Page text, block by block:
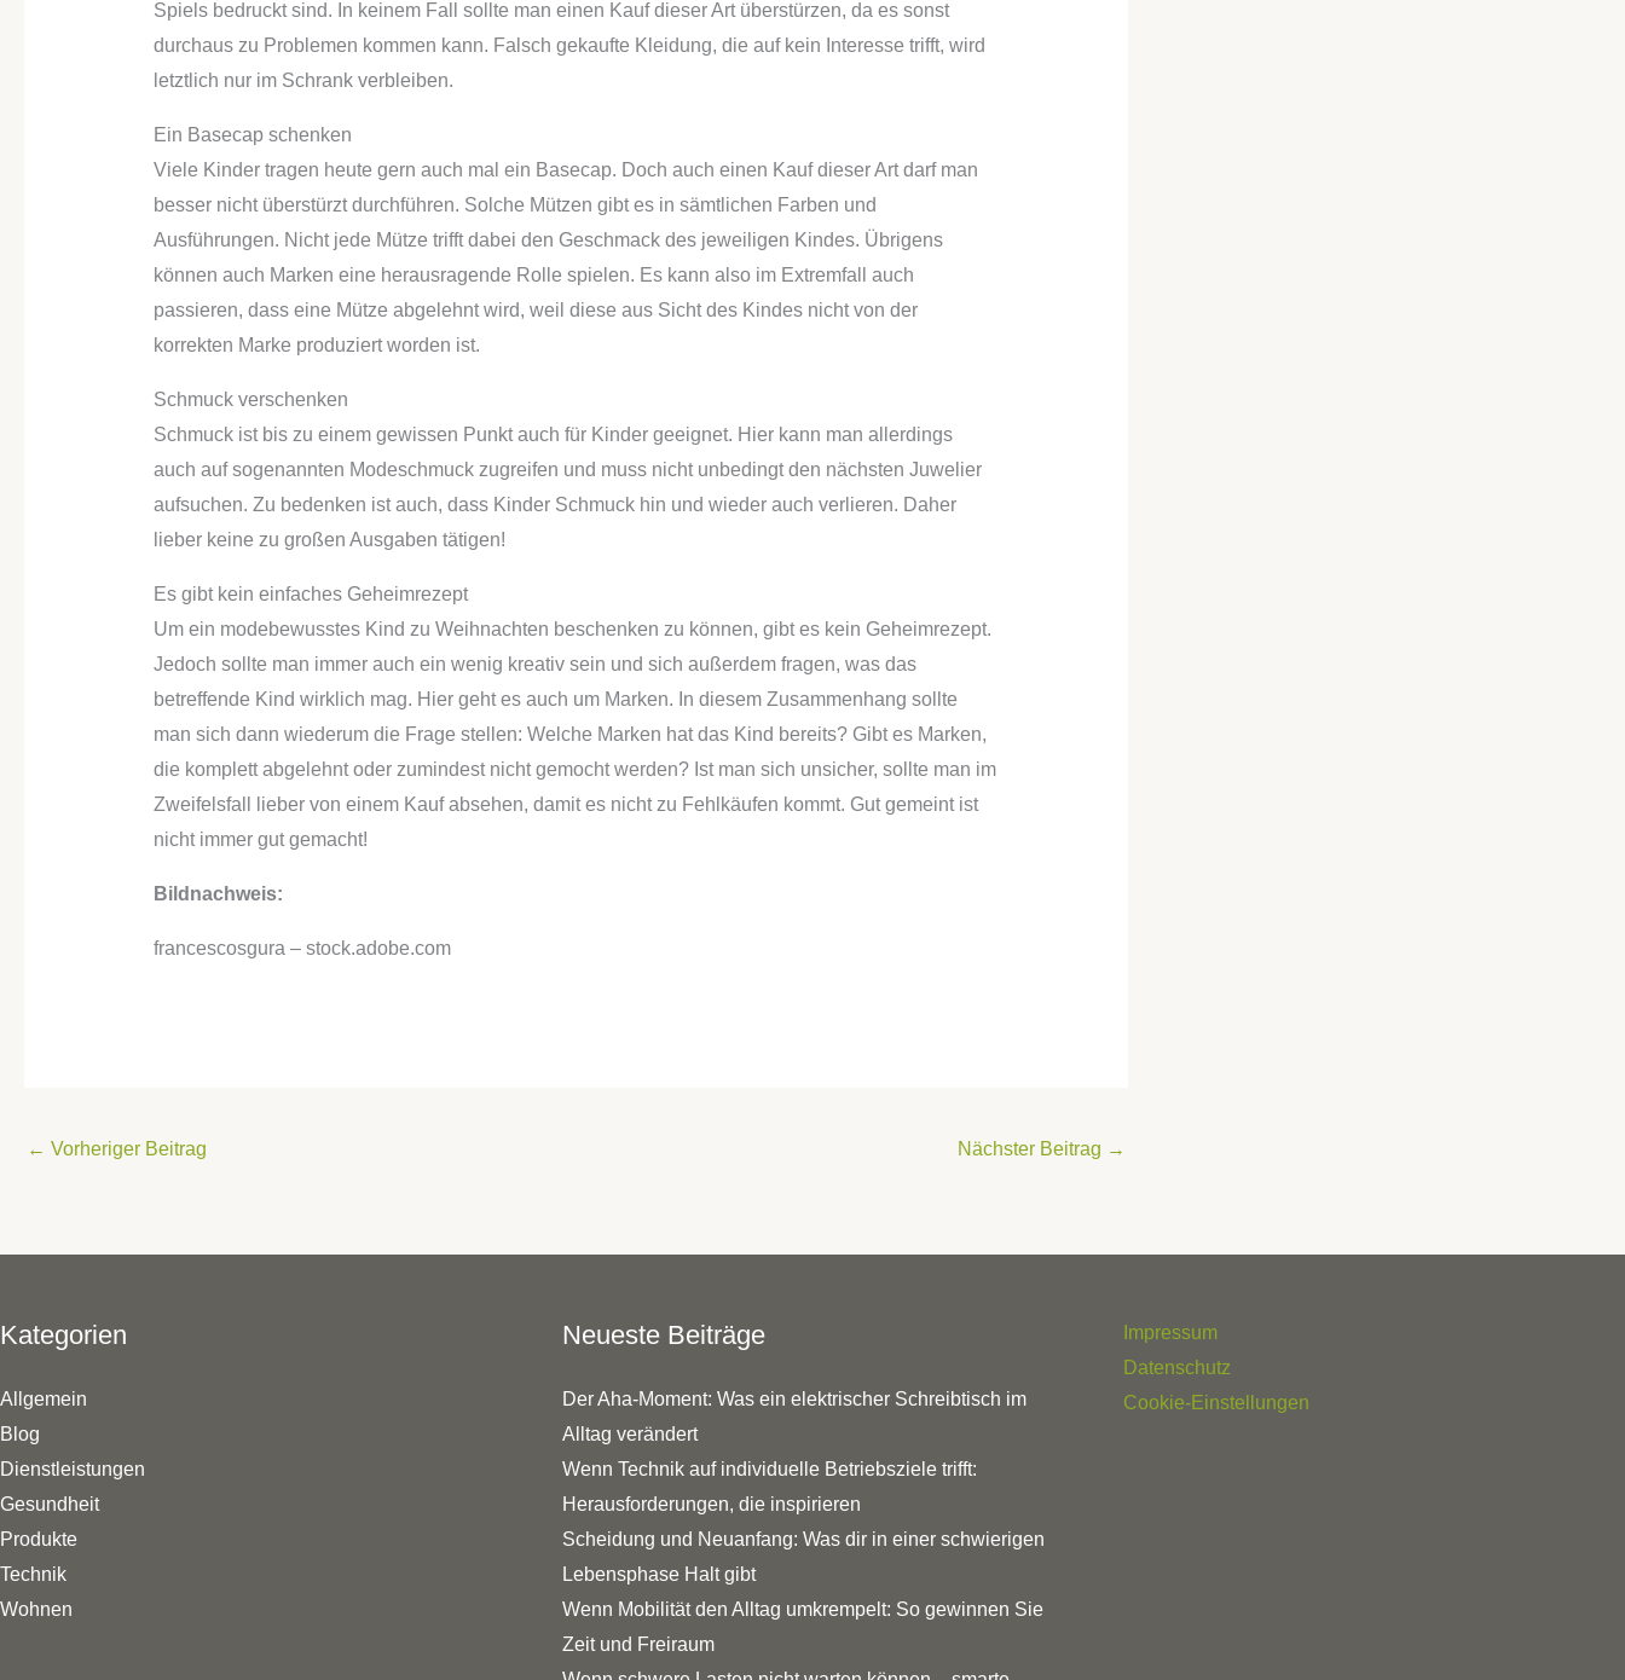
Spiels bedruckt sind. In keinem Fall sollte man einen Kauf dieser Art überstürzen, da es sonst
durchaus zu Problemen kommen kann. Falsch gekaufte Kleidung, die auf kein Interesse trifft, wird
letztlich nur im Schrank verbleiben.
Ein Basecap schenken
Viele Kinder tragen heute gern auch mal ein Basecap. Doch auch einen Kauf dieser Art darf man
besser nicht überstürzt durchführen. Solche Mützen gibt es in sämtlichen Farben und
Ausführungen. Nicht jede Mütze trifft dabei den Geschmack des jeweiligen Kindes. Übrigens
können auch Marken eine herausragende Rolle spielen. Es kann also im Extremfall auch
passieren, dass eine Mütze abgelehnt wird, weil diese aus Sicht des Kindes nicht von der
korrekten Marke produziert worden ist.
Schmuck verschenken
Schmuck ist bis zu einem gewissen Punkt auch für Kinder geeignet. Hier kann man allerdings
auch auf sogenannten Modeschmuck zugreifen und muss nicht unbedingt den nächsten Juwelier
aufsuchen. Zu bedenken ist auch, dass Kinder Schmuck hin und wieder auch verlieren. Daher
lieber keine zu großen Ausgaben tätigen!
Es gibt kein einfaches Geheimrezept
Um ein modebewusstes Kind zu Weihnachten beschenken zu können, gibt es kein Geheimrezept.
Jedoch sollte man immer auch ein wenig kreativ sein und sich außerdem fragen, was das
betreffende Kind wirklich mag. Hier geht es auch um Marken. In diesem Zusammenhang sollte
man sich dann wiederum die Frage stellen: Welche Marken hat das Kind bereits? Gibt es Marken,
die komplett abgelehnt oder zumindest nicht gemocht werden? Ist man sich unsicher, sollte man im
Zweifelsfall lieber von einem Kauf absehen, damit es nicht zu Fehlkäufen kommt. Gut gemeint ist
nicht immer gut gemacht!
Bildnachweis:
francescosgura – stock.adobe.com
← Vorheriger Beitrag Nächster Beitrag →
Kategorien
Allgemein
Blog
Dienstleistungen
Gesundheit
Produkte
Technik
Wohnen
Neueste Beiträge
Der Aha-Moment: Was ein elektrischer Schreibtisch im
Alltag verändert
Wenn Technik auf individuelle Betriebsziele trifft:
Herausforderungen, die inspirieren
Scheidung und Neuanfang: Was dir in einer schwierigen
Lebensphase Halt gibt
Wenn Mobilität den Alltag umkrempelt: So gewinnen Sie
Zeit und Freiraum
Impressum
Datenschutz
Cookie-Einstellungen